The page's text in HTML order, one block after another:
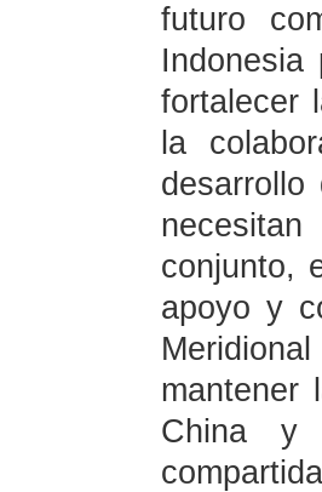
futuro
fortalecer
la
conjunto,
apoyo y
mantener
China y